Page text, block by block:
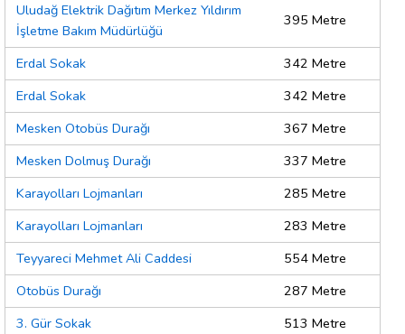
Uludağ Elektrik Dağıtım Merkez Yıldırım
İşletme Bakım Müdürlüğü
395 Metre
Erdal Sokak
342 Metre
Erdal Sokak
342 Metre
Mesken Otobüs Durağı
367 Metre
Mesken Dolmuş Durağı
337 Metre
Karayolları Lojmanları
285 Metre
Karayolları Lojmanları
283 Metre
Teyyareci Mehmet Ali Caddesi
554 Metre
Otobüs Durağı
287 Metre
3. Gür Sokak
513 Metre